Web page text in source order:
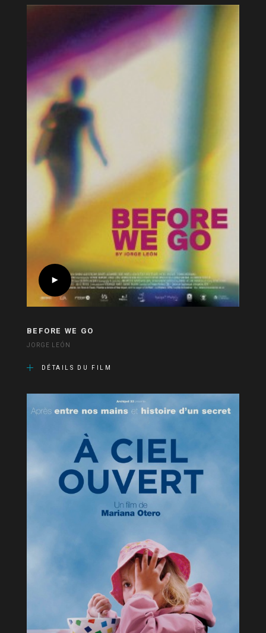
BEFORE WE GO
JORGE LEÓN
DÉTAILS DU FILM